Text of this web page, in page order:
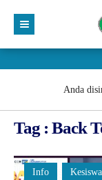
Anda
Tag : Back
Info